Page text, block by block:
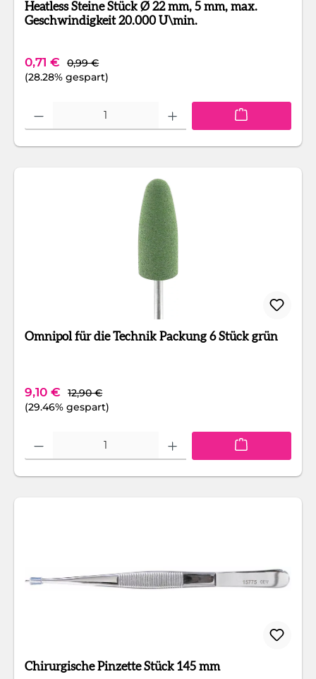
Heatless Steine Stück Ø 22 mm, 5 mm, max.
Geschwindigkeit 20.000 U\min.
Verkaufspreis:
0,71 € Regulärer Preis:
0,99 €
(28.28% gespart)
Produkt Anzahl: Gib den gewünschten Wert ein oder benutze die
Omnipol für die Technik Packung 6 Stück grün
Verkaufspreis:
9,10 € Regulärer Preis:
12,90 €
(29.46% gespart)
Produkt Anzahl: Gib den gewünschten Wert ein oder benutze die
Chirurgische Pinzette Stück 145 mm